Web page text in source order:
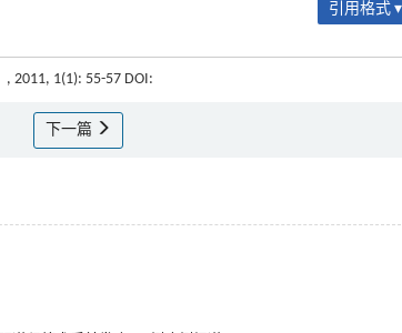
引用格式 ▾
, 2011, 1(1): 55-57 DOI:
下一篇